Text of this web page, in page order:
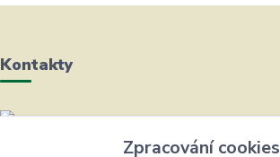
Kontakty
Helena BayerováZpracování cookies